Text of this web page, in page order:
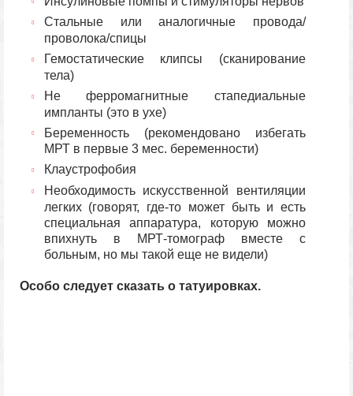
Стальные или аналогичные провода/
проволока/спицы
Гемостатические клипсы (сканирование
тела)
Не ферромагнитные стапедиальные
импланты (это в ухе)
Беременность (рекомендовано избегать
МРТ в первые 3 мес. беременности)
Клаустрофобия
Необходимость искусственной вентиляции
легких (говорят, где-то может быть и есть
специальная аппаратура, которую можно
впихнуть в МРТ-томограф вместе с
больным, но мы такой еще не видели)
Особо следует сказать о татуировках.